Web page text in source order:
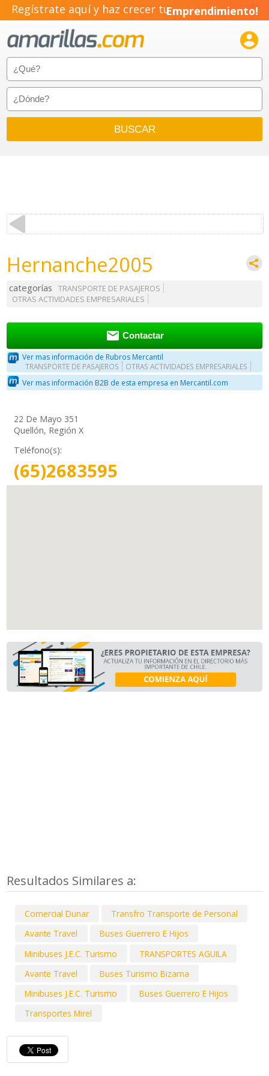
Regístrate aquí y haz crecer tuEmprendimiento!

Hernanche2005
categorías
TRANSPORTE DE PASAJEROS
OTRAS ACTIVIDADES EMPRESARIALES
 Contactar
Ver mas información de Rubros Mercantil
TRANSPORTE DE PASAJEROS OTRAS ACTIVIDADES EMPRESARIALES
Ver mas información B2B de esta empresa en Mercantil.com
22 De Mayo 351
Quellón, Región X
Teléfono(s):
(65)2683595
Resultados Similares a:
Comercial Dunar
Transfro Transporte de Personal
Avante Travel
Buses Guerrero E Hijos
Minibuses J.E.C. Turismo
TRANSPORTES AGUILA
Avante Travel
Buses Turismo Bizama
Minibuses J.E.C. Turismo
Buses Guerrero E Hijos
Transportes Mirel